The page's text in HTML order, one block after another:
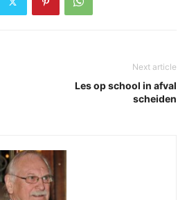
Next article
Les op school in afval
scheiden